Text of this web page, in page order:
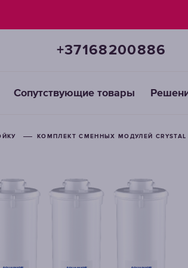
+37168200886
Сопутствующие товары
КОМПЛЕКТ СМЕННЫХ МОДУЛЕЙ CRYSTAL